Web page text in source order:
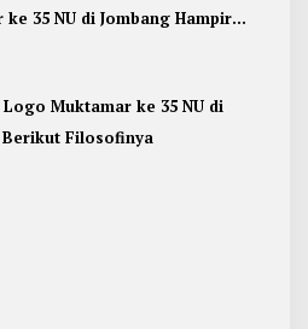
35 NU di Jombang Hampir
Logo Muktamar ke 35 NU di
Berikut Filosofinya